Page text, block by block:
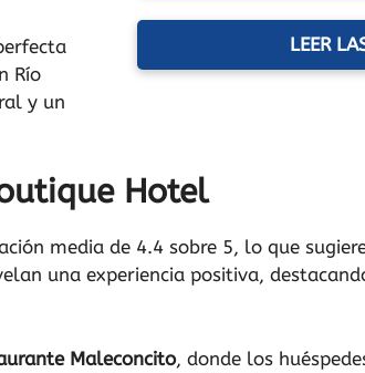
Río
y un
LEER
Hotel
media de 4.4 sobre 5, lo que
una experiencia positiva,
Maleconcito, donde los